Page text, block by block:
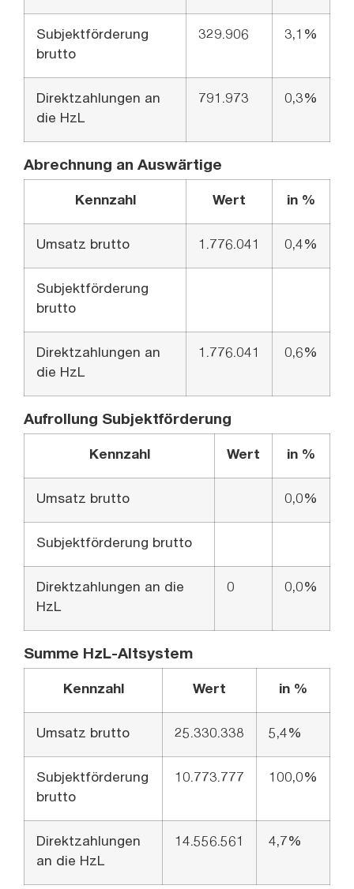
Subjektförderung
brutto
329.906 3,1%
Direktzahlungen an
die HzL
791.973 0,3%
Abrechnung an Auswärtige
Kennzahl Wert in %
Umsatz brutto 1.776.041 0,4%
Subjektförderung
brutto
Direktzahlungen an
die HzL
1.776.041 0,6%
Aufrollung Subjektförderung
Kennzahl Wert in %
Umsatz brutto 0,0%
Subjektförderung brutto
Direktzahlungen an die
HzL
0 0,0%
Summe HzL-Altsystem
Kennzahl Wert in %
Umsatz brutto 25.330.338 5,4%
Subjektförderung
brutto
10.773.777 100,0%
Direktzahlungen
an die HzL
14.556.561 4,7%